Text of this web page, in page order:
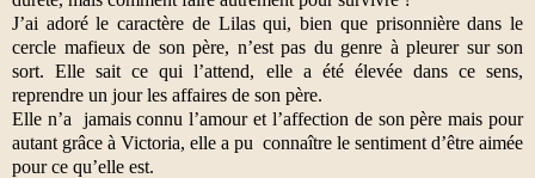
J’ai adoré le caractère de Lilas qui, bien que prisonnière dans le
cercle mafieux de son père, n’est pas du genre à pleurer sur son
sort. Elle sait ce qui l’attend, elle a été élevée dans ce sens,
reprendre un jour les affaires de son père.
Elle n’a
jamais connu l’amour et l’affection de son père mais pour
autant grâce à Victoria, elle a pu connaître le sentiment d’être aimée
pour ce qu’elle est.